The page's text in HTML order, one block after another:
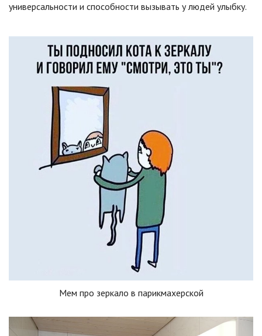
универсальности и способности вызывать у людей улыбку.
Мем про зеркало в парикмахерской